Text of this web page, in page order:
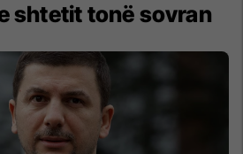
shtetit tonë sovran